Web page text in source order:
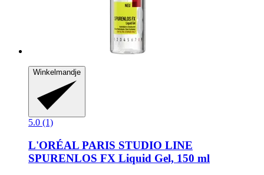
Winkelmandje
5.0 (1)
L'ORÉAL PARIS STUDIO LINE
SPURENLOS FX Liquid Gel, 150 ml